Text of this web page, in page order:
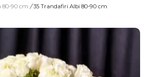
90 cm / 35 Trandafiri Albi 80-90 cm